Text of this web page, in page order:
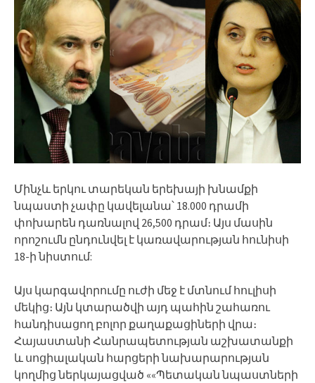
Մինչև երկու տարեկան երեխայի խնամքի
նպաստի չափը կավելանա՝ 18.000 դրամի
փոխարեն դառնալով 26,500 դրամ։ Այս մասին
որոշումն ընդունվել է կառավարության հունիսի
18-ի նիստում:
Այս կարգավորումը ուժի մեջ է մտնում հուլիսի
մեկից։ Այն կտարածվի այդ պահին շահառու
հանդիսացող բոլոր քաղաքացիների վրա։
Հայաստանի Հանրապետության աշխատանքի
և սոցիալական հարցերի նախարարության
կողմից ներկայացված ««Պետական նպաստների